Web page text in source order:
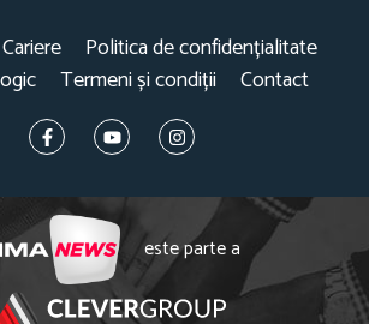
Cariere
Politica de confidențialitate
Termeni și condiții Contact
este parte a